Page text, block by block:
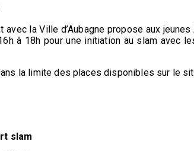
avec la Ville d’Aubagne propose aux
à 18h pour une initiation au slam avec
la limite des places disponibles sur le
slam